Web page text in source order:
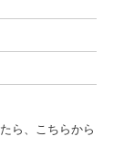
ら、こちらから